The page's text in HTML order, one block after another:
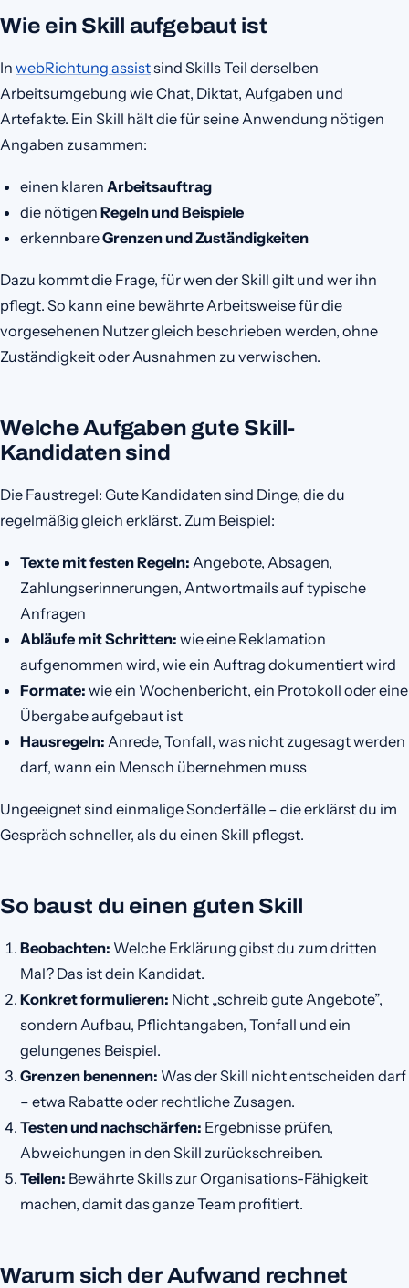
Wie ein Skill aufgebaut ist
In webRichtung assistsind Skills Teil derselben
Arbeitsumgebung wie Chat, Diktat, Aufgaben und
Artefakte. Ein Skill hält die für seine Anwendung nötigen
Angaben zusammen:
einen klarenArbeitsauftrag
die nötigenRegeln und Beispiele
erkennbareGrenzen und Zuständigkeiten
Dazu kommt die Frage, für wen der Skill gilt und wer ihn
pflegt. So kann eine bewährte Arbeitsweise für die
vorgesehenen Nutzer gleich beschrieben werden, ohne
Zuständigkeit oder Ausnahmen zu verwischen.
Welche Aufgaben gute Skill-
Kandidaten sind
Die Faustregel: Gute Kandidaten sind Dinge, die du
regelmäßig gleich erklärst. Zum Beispiel:
Texte mit festen Regeln: Angebote, Absagen,
Zahlungserinnerungen, Antwortmails auf typische
Anfragen
Abläufe mit Schritten: wie eine Reklamation
aufgenommen wird, wie ein Auftrag dokumentiert wird
Formate: wie ein Wochenbericht, ein Protokoll oder eine
Übergabe aufgebaut ist
Hausregeln: Anrede, Tonfall, was nicht zugesagt werden
darf, wann ein Mensch übernehmen muss
Ungeeignet sind einmalige Sonderfälle – die erklärst du im
Gespräch schneller, als du einen Skill pflegst.
So baust du einen guten Skill
Beobachten: Welche Erklärung gibst du zum dritten
Mal? Das ist dein Kandidat.
Konkret formulieren: Nicht „schreib gute Angebote”,
sondern Aufbau, Pflichtangaben, Tonfall und ein
gelungenes Beispiel.
Grenzen benennen: Was der Skill nicht entscheiden darf
– etwa Rabatte oder rechtliche Zusagen.
Testen und nachschärfen: Ergebnisse prüfen,
Abweichungen in den Skill zurückschreiben.
Teilen: Bewährte Skills zur Organisations-Fähigkeit
machen, damit das ganze Team profitiert.
Warum sich der Aufwand rechnet